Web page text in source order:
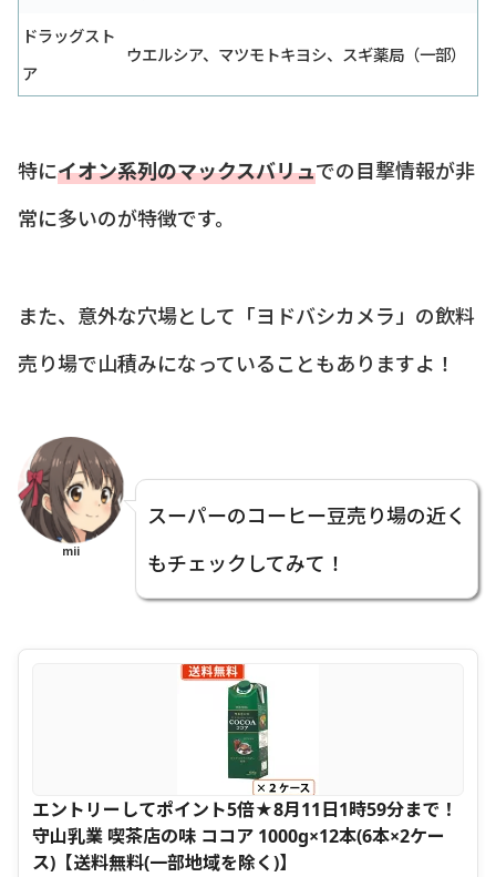
ドラッグスト
ア
ウエルシア、マツモトキヨシ、スギ薬局（一部）
特にイオン系列のマックスバリュでの目撃情報が非
常に多いのが特徴です。
また、意外な穴場として「ヨドバシカメラ」の飲料
売り場で山積みになっていることもありますよ！
mii
スーパーのコーヒー豆売り場の近く
もチェックしてみて！
エントリーしてポイント5倍★8月11日1時59分まで！
守山乳業 喫茶店の味 ココア 1000g×12本(6本×2ケー
ス)【送料無料(一部地域を除く)】